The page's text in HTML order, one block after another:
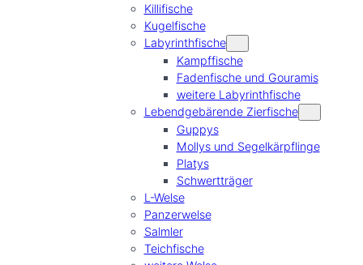
Killifische
Kugelfische
Labyrinthfische
Kampffische
Fadenfische und Gouramis
weitere Labyrinthfische
Lebendgebärende Zierfische
Guppys
Mollys und Segelkärpflinge
Platys
Schwertträger
L-Welse
Panzerwelse
Salmler
Teichfische